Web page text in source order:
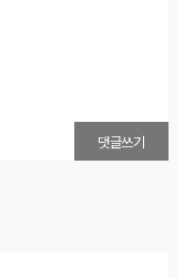
댓글쓰기